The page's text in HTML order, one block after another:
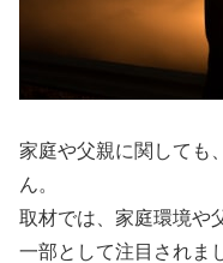
家庭や父親に関しても
ん。
取材では、家庭環境や
一部として注目されま